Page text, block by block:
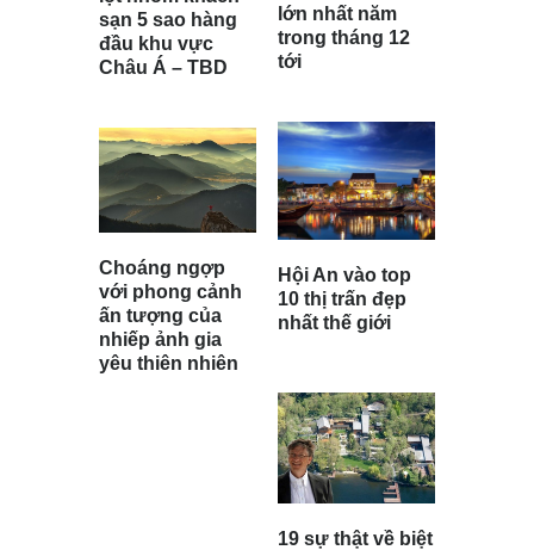
sạn 5 sao hàng
đầu khu vực
Châu Á – TBD
Choáng ngợp
với phong cảnh
ấn tượng của
nhiếp ảnh gia
yêu thiên nhiên
lớn nhất năm
trong tháng 12
tới
Hội An vào top
10 thị trấn đẹp
nhất thế giới
19 sự thật về biệt